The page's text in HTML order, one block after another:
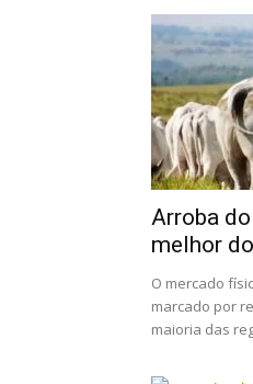
Arroba
melhor
O mercado
marcado por
maioria das